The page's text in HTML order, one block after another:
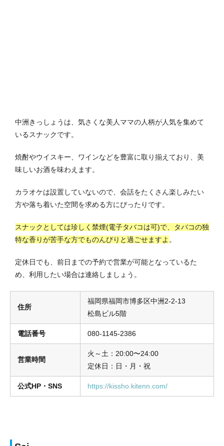
中洲きっしょうは、気さくな美人ママの人柄が人気を集めて
いるスナックです。
焼酎やウイスキー、ワインなどを豊富に取り揃えており、美
味しいお酒を味わえます。
カラオケは設置していないので、会話をたくさん楽しみたい
方や落ち着いた空間を求める方にぴったりです。
スナックとしては珍しく禁煙(電子タバコは可)で、タバコの独
特な香りが苦手な方でものんびりと過ごせますよ 。
定休日でも、前日までの予約で営業が可能となっているた
め、利用したい場合は連絡しましょう。
住所
福岡県福岡市博多区中洲2-2-13
松島ビル5階
電話番号 080-1145-2386
営業時間
火～土：20:00〜24:00
定休日：日・月・祝
公式HP・SNS https://kissho.kitenn.com/